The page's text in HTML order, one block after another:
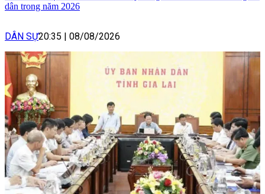
dân trong năm 2026
DÂN SỰ20:35 | 08/08/2026